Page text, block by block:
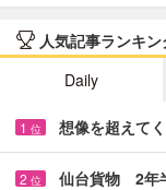
人気記事ランキン
Daily
1 位 想像を超えて
2 位 仙台貨物 2年